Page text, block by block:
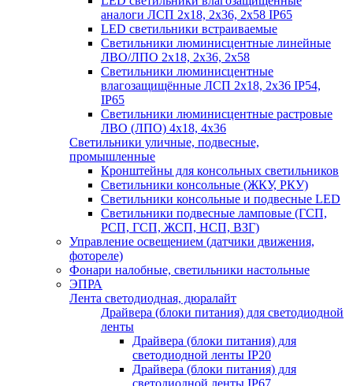
аналоги ЛСП 2х18, 2х36, 2х58 IP65
LED светильники встраиваемые
Светильники люминисцентные линейные
ЛВО/ЛПО 2х18, 2х36, 2х58
Светильники люминисцентные
влагозащищённые ЛСП 2х18, 2х36 IP54,
IP65
Светильники люминисцентные растровые
ЛВО (ЛПО) 4х18, 4х36
Светильники уличные, подвесные,
промышленные
Кронштейны для консольных светильников
Светильники консольные (ЖКУ, РКУ)
Светильники консольные и подвесные LED
Светильники подвесные ламповые (ГСП,
РСП, ГСП, ЖСП, НСП, ВЗГ)
Управление освещением (датчики движения,
фотореле)
Фонари налобные, светильники настольные
ЭПРА
Лента светодиодная, дюралайт
Драйвера (блоки питания) для светодиодной
ленты
Драйвера (блоки питания) для
светодиодной ленты IP20
Драйвера (блоки питания) для
светодиодной ленты IP67